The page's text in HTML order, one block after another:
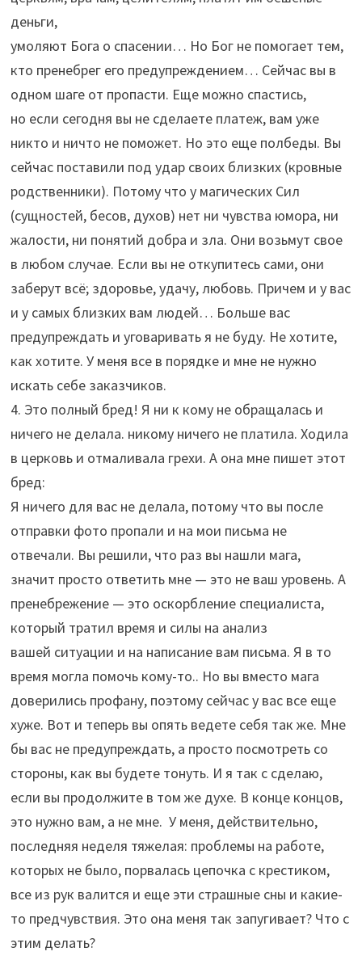
деньги,
умоляют Бога о спасении… Но Бог не помогает тем,
кто пренебрег его предупреждением… Сейчас вы в
одном шаге от пропасти. Еще можно спастись,
но если сегодня вы не сделаете платеж, вам уже
никто и ничто не поможет. Но это еще полбеды. Вы
сейчас поставили под удар своих близких (кровные
родственники). Потому что у магических Сил
(сущностей, бесов, духов) нет ни чувства юмора, ни
жалости, ни понятий добра и зла. Они возьмут свое
в любом случае. Если вы не откупитесь сами, они
заберут всё; здоровье, удачу, любовь. Причем и у вас
и у самых близких вам людей… Больше вас
предупреждать и уговаривать я не буду. Не хотите,
как хотите. У меня все в порядке и мне не нужно
искать себе заказчиков.
4. Это полный бред! Я ни к кому не обращалась и
ничего не делала. никому ничего не платила. Ходила
в церковь и отмаливала грехи. А она мне пишет этот
бред:
Я ничего для вас не делала, потому что вы после
отправки фото пропали и на мои письма не
отвечали. Вы решили, что раз вы нашли мага,
значит просто ответить мне — это не ваш уровень. А
пренебрежение — это оскорбление специалиста,
который тратил время и силы на анализ
вашей ситуации и на написание вам письма. Я в то
время могла помочь кому-то.. Но вы вместо мага
доверились профану, поэтому сейчас у вас все еще
хуже. Вот и теперь вы опять ведете себя так же. Мне
бы вас не предупреждать, а просто посмотреть со
стороны, как вы будете тонуть. И я так с сделаю,
если вы продолжите в том же духе. В конце концов,
это нужно вам, а не мне. У меня, действительно,
последняя неделя тяжелая: проблемы на работе,
которых не было, порвалась цепочка с крестиком,
все из рук валится и еще эти страшные сны и какие-
то предчувствия. Это она меня так запугивает? Что с
этим делать?